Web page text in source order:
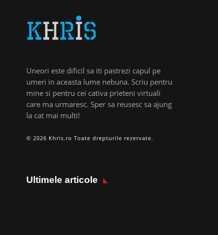
Uneori este dificil sa iti pastrezi capul pe
umeri in aceasta lume nebuna. Scriu pentru
mine si pentru cei cativa prieteni virtuali
care ma urmaresc. Sper sa reusesc sa ajung
la cat mai multi!
© 2026 Khris.ro Toate drepturile rezervate.
Ultimele articole